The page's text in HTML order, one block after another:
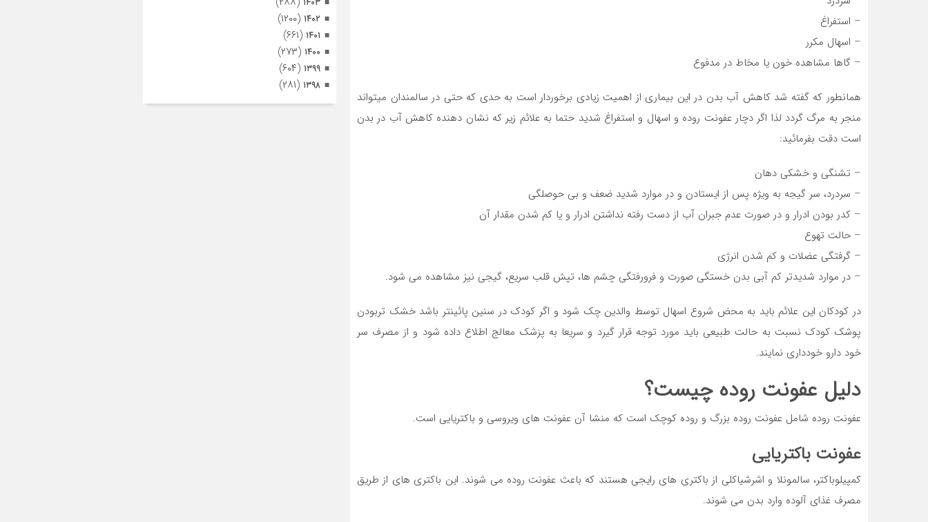
– استفراغ
– اسهال مکرر
– گاها مشاهده خون یا مخاط در مدفوع
همانطور که گفته شد کاهش آب بدن در این بیماری از اهمیت زیادی برخوردار است به حدی که حتی در سالمندان میتواند
منجر به مرگ گردد لذا اگر دچار عفونت روده و اسهال و استفراغ شدید حتما به علائم زیر که نشان دهنده کاهش آب در بدن
است دقت بفرمائید:
– تشنگی و خشکی دهان
– سردرد، سر گیجه به ویژه پس از ایستادن و در موارد شدید ضعف و بی حوصلگی
– کدر بودن ادرار و در صورت عدم جبران آب از دست رفته نداشتن ادرار و یا کم شدن مقدار آن
– حالت تهوع
– گرفتگی عضلات و کم شدن انرژی
– در موارد شدیدتر کم آبی بدن خستگی صورت و فرورفتگی چشم ها، تپش قلب سریع، گیجی نیز مشاهده می شود.
در کودکان این علائم باید به محض شروع اسهال توسط والدین چک شود و اگر کودک در سنین پائینتر باشد خشک تربودن
پوشک کودک نسبت به حالت طبیعی باید مورد توجه قرار گیرد و سریعا به پزشک معالج اطلاع داده شود و از مصرف سر
خود دارو خودداری نمایند.
دلیل عفونت روده چیست؟
عفونت روده شامل عفونت روده بزرگ و روده کوچک است که منشا آن عفونت های ویروسی و باکتریایی است.
عفونت باکتریایی
کمپیلوباکتر، سالمونلا و اشرشیاکلی از باکتری های رایجی هستند که باعث عفونت روده می شوند. این باکتری های از طریق
مصرف غذای آلوده وارد بدن می شوند.
۱۴۰۲ (۱۲۰۰)
۱۴۰۱ (۶۶۱)
۱۴۰۰ (۲۷۳)
۱۳۹۹ (۶۰۴)
۱۳۹۸ (۲۸۱)